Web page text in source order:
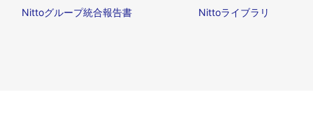
Nittoグループ統合報告書 Nittoライブラリ